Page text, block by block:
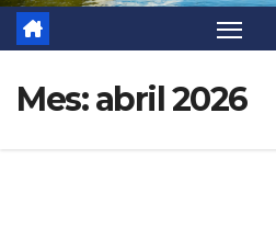
Mes:abril 2026